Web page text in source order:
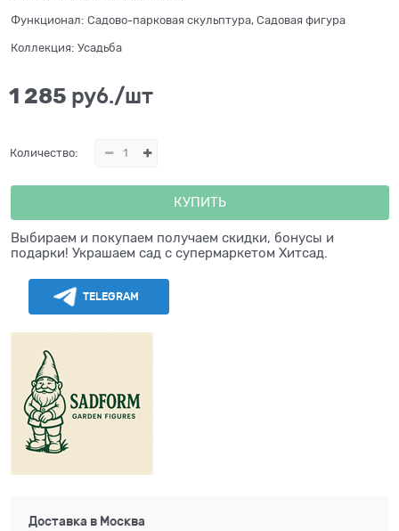
Функционал: Садово-парковая скульптура, Садовая фигура
Коллекция: Усадьба
1 285 руб./шт
Количество:
КУПИТЬ
Выбираем и покупаем получаем скидки, бонусы и
подарки! Украшаем сад с супермаркетом Хитсад.
TELEGRAM
Доставка в Москва